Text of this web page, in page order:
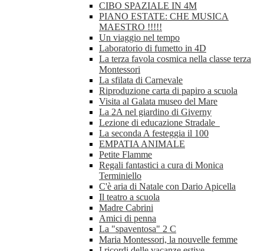
CIBO SPAZIALE IN 4M
PIANO ESTATE: CHE MUSICA
MAESTRO !!!!!
Un viaggio nel tempo
Laboratorio di fumetto in 4D
La terza favola cosmica nella classe terza
Montessori
La sfilata di Carnevale
Riproduzione carta di papiro a scuola
Visita al Galata museo del Mare
La 2A nel giardino di Giverny
Lezione di educazione Stradale
La seconda A festeggia il 100
EMPATIA ANIMALE
Petite Flamme
Regali fantastici a cura di Monica
Terminiello
C'è aria di Natale con Dario Apicella
Il teatro a scuola
Madre Cabrini
Amici di penna
La "spaventosa" 2 C
Maria Montessori, la nouvelle femme